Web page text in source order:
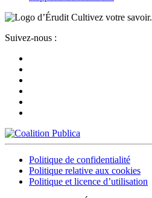
Cultivez votre savoir.
Suivez-nous :
Politique de confidentialité
Politique relative aux cookies
Politique et licence d’utilisation